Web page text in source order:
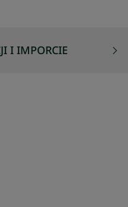
I IMPORCIE